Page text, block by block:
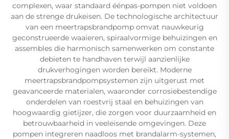
complexen, waar standaard éénpas-pompen niet voldoen
aan de strenge drukeisen. De technologische architectuur
van een meertrapsbrandpomp omvat nauwkeurig
geconstrueerde waaieren, spiraalvormige behuizingen en
assembles die harmonisch samenwerken om constante
debieten te handhaven terwijl aanzienlijke
drukverhogingen worden bereikt. Moderne
meertrapsbrandpompsystemen zijn uitgerust met
geavanceerde materialen, waaronder corrosiebestendige
onderdelen van roestvrij staal en behuizingen van
hoogwaardig gietijzer, die zorgen voor duurzaamheid en
betrouwbaarheid in veeleisende omgevingen. Deze
pompen integreren naadloos met brandalarm-systemen,